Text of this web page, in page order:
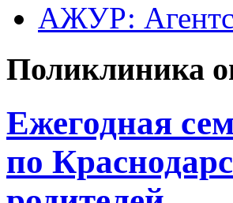
АЖУР:
Поликлиника
Ежегодная
по